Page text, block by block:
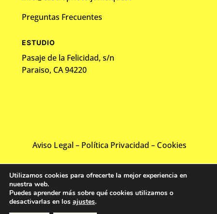
Preguntas Frecuentes
ESTUDIO
Pasaje de la Felicidad, s/n
Paraiso, CA 94220
Aviso Legal – Política Privacidad – Cookies
©2024 Todos los derechos reservados.
Desarrollado por
Utilizamos cookies para ofrecerte la mejor experiencia en
nuestra web.
Puedes aprender más sobre qué cookies utilizamos o
desactivarlas en los ajustes.